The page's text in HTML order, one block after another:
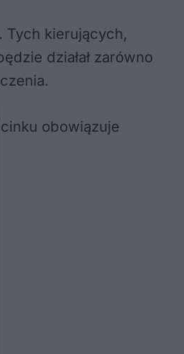
Tych kierujących,
działał zarówno
obowiązuje